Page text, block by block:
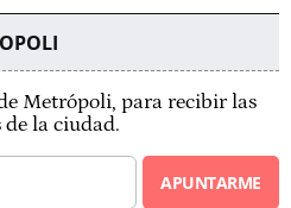
Metrópoli, para recibir las
la ciudad.
APUNTARME